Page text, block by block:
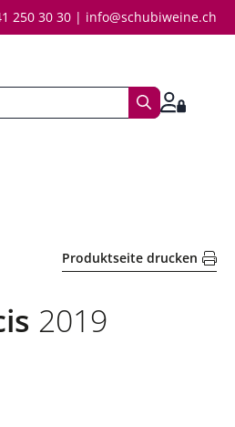
250 30 30 info@schubiweine.ch
Produktseite drucken
2019